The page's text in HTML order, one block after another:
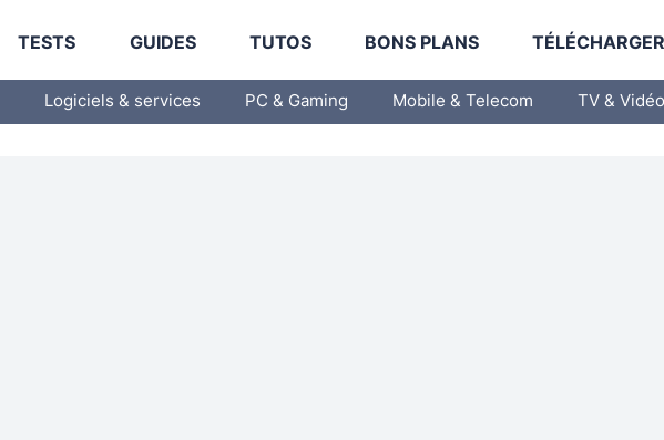
TESTS GUIDES TUTOS BONS PLANS
Logiciels & services PC & Gaming Mobile & Telecom TV & Vidéo